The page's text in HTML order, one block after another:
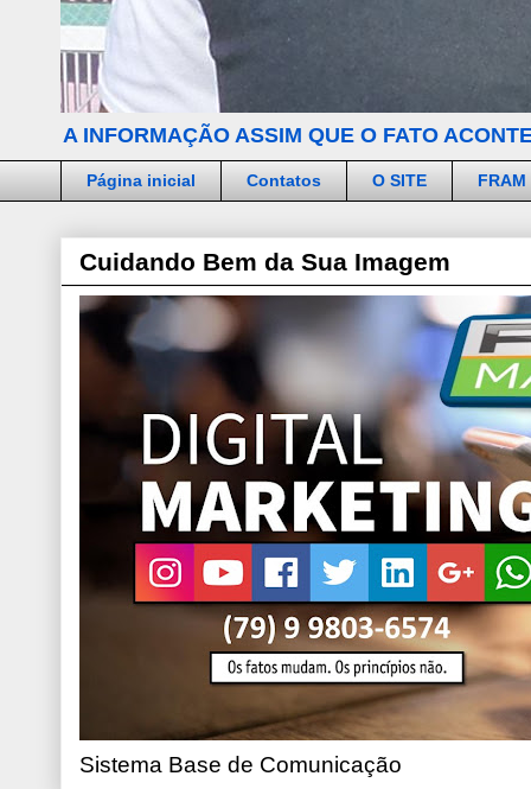
A INFORMAÇÃO ASSIM QUE O FATO
Página inicial Contatos O SITE FRAM
Cuidando Bem da Sua Imagem
Sistema Base de Comunicação